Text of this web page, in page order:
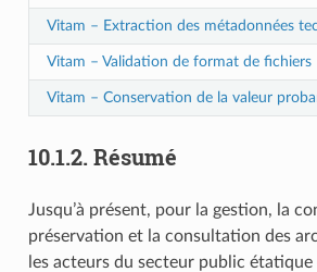
Vitam – Extraction des métadonnées
Vitam – Validation de format de fichiers
Vitam – Conservation de la valeur
10.1.2. Résumé
Jusqu’à présent, pour la gestion, la
préservation et la consultation des
les acteurs du secteur public